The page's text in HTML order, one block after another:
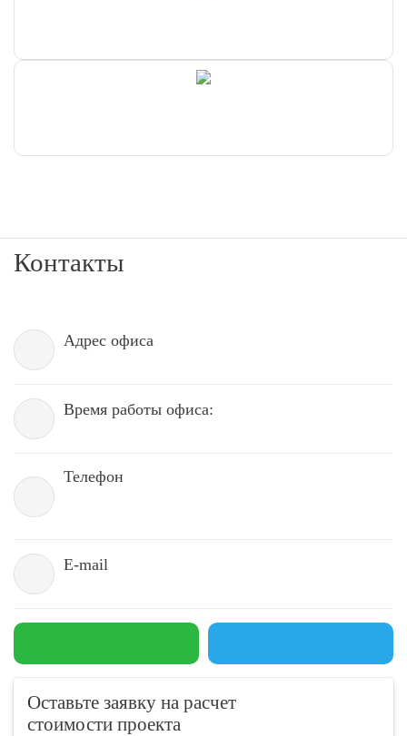
Контакты
Адрес офиса
Время работы офиса:
Телефон
E-mail
Оставьте заявку на расчет
стоимости проекта